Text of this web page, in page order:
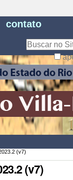
contato
(v7)
(v7)